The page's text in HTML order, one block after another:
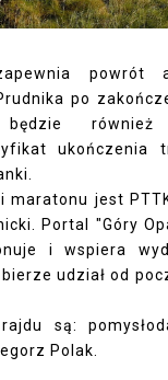
powrót
po
będzie również
ukończenia
maratonu jest
Portal "Góry
i wspiera
udział od
są:
Polak.